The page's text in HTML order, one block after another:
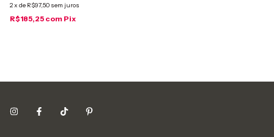
2x de R$97,50 sem juros
R$185,25 com Pix